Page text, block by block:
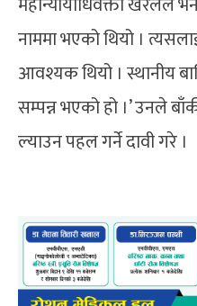
नाममा भएको थियो ।
आवश्यक थियो । स्थानीय
सम्पन्न भएको हो ।’ उनले
ल्याउन पहल गर्ने दावी गरे ।